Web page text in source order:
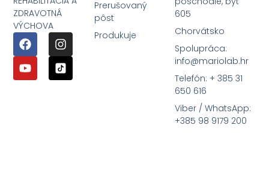
ZDRAVOTNÁ
VÝCHOVA
Prerušovaný
pôst
Produkuje
605
Chorvátsko
Spolupráca:
info@mariolab.hr
Telefón: + 385 31
650 616
Viber / WhatsApp:
+385 98 9179 200